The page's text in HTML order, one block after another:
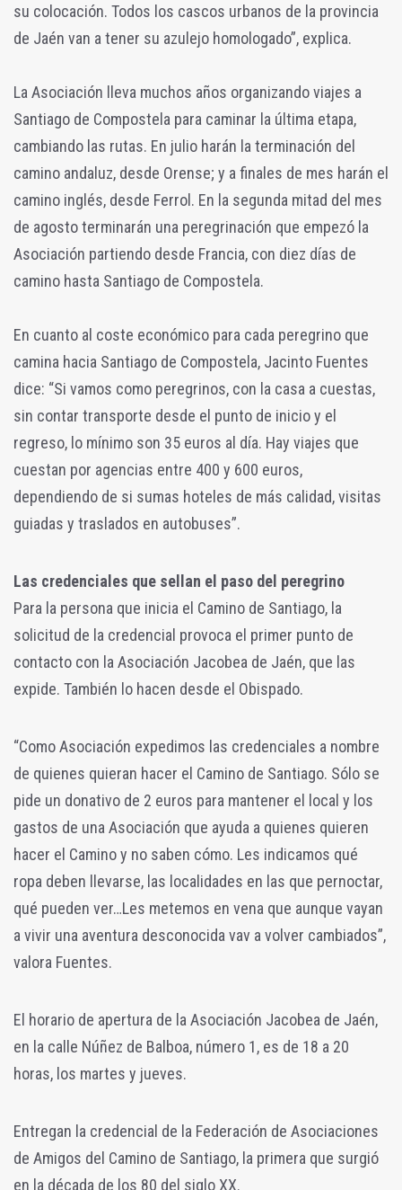
su colocación. Todos los cascos urbanos de la provincia
de Jaén van a tener su azulejo homologado”, explica.
La Asociación lleva muchos años organizando viajes a
Santiago de Compostela para caminar la última etapa,
cambiando las rutas. En julio harán la terminación del
camino andaluz, desde Orense; y a finales de mes harán el
camino inglés, desde Ferrol. En la segunda mitad del mes
de agosto terminarán una peregrinación que empezó la
Asociación partiendo desde Francia, con diez días de
camino hasta Santiago de Compostela.
En cuanto al coste económico para cada peregrino que
camina hacia Santiago de Compostela, Jacinto Fuentes
dice: “Si vamos como peregrinos, con la casa a cuestas,
sin contar transporte desde el punto de inicio y el
regreso, lo mínimo son 35 euros al día. Hay viajes que
cuestan por agencias entre 400 y 600 euros,
dependiendo de si sumas hoteles de más calidad, visitas
guiadas y traslados en autobuses”.
Las credenciales que sellan el paso del peregrino
Para la persona que inicia el Camino de Santiago, la
solicitud de la credencial provoca el primer punto de
contacto con la Asociación Jacobea de Jaén, que las
expide. También lo hacen desde el Obispado.
“Como Asociación expedimos las credenciales a nombre
de quienes quieran hacer el Camino de Santiago. Sólo se
pide un donativo de 2 euros para mantener el local y los
gastos de una Asociación que ayuda a quienes quieren
hacer el Camino y no saben cómo. Les indicamos qué
ropa deben llevarse, las localidades en las que pernoctar,
qué pueden ver…Les metemos en vena que aunque vayan
a vivir una aventura desconocida vav a volver cambiados”,
valora Fuentes.
El horario de apertura de la Asociación Jacobea de Jaén,
en la calle Núñez de Balboa, número 1, es de 18 a 20
horas, los martes y jueves.
Entregan la credencial de la Federación de Asociaciones
de Amigos del Camino de Santiago, la primera que surgió
en la década de los 80 del siglo XX.